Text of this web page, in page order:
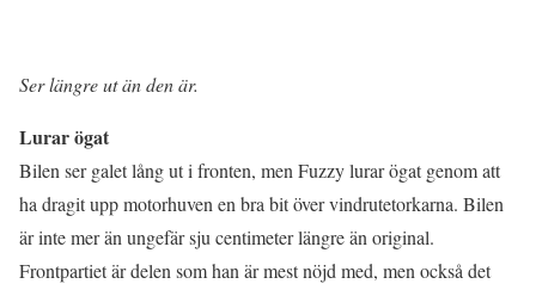
Ser längre ut än den är.
Lurar ögat
Bilen ser galet lång ut i fronten, men Fuzzy lurar ögat genom att
ha dragit upp motorhuven en bra bit över vindrutetorkarna. Bilen
är inte mer än ungefär sju centimeter längre än original.
Frontpartiet är delen som han är mest nöjd med, men också det